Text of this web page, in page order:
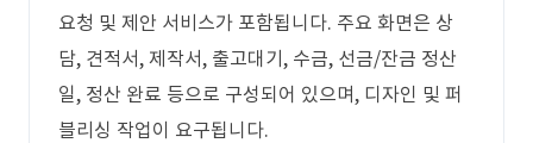
요청 및 제안 서비스가 포함됩니다. 주요 화면은 상
담, 견적서, 제작서, 출고대기, 수금, 선금/잔금 정산
일, 정산 완료 등으로 구성되어 있으며, 디자인 및 퍼
블리싱 작업이 요구됩니다.